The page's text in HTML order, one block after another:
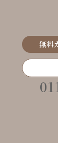
無料